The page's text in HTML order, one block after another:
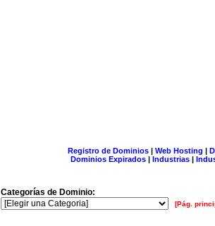
Registro de Dominios| Web Hosting |
Dominios Expirados | Industrias |
Categorías de Dominio:
[Pág.